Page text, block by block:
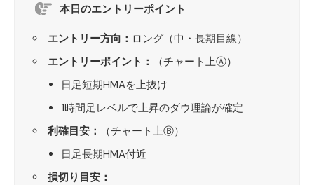
本日のエントリーポイント
エントリー方向： ロング（中・長期目線）
エントリーポイント：
（チャート上Ⓐ）
日足短期HMAを上抜け
1時間足レベルで上昇のダウ理論が確定
利確目安：
（チャート上Ⓑ）
日足長期HMA付近
損切り目安：